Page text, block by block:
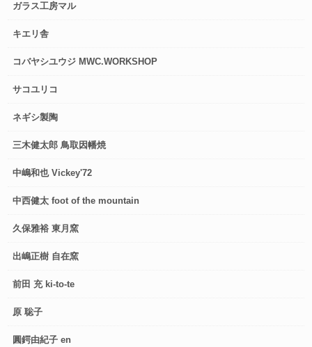
ガラス工房マル
キエリ舎
コバヤシユウジ MWC.WORKSHOP
サコユリコ
ネギシ製陶
三木健太郎 鳥取因幡焼
中嶋和也 Vickey'72
中西健太 foot of the mountain
久保雅裕 東月窯
出嶋正樹 自在窯
前田 充 ki-to-te
原 聡子
圓鍔由紀子 en